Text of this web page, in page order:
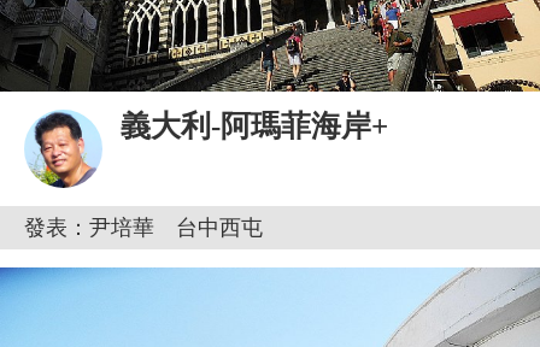
義大利-阿瑪菲海岸+
發表：尹培華 台中西屯